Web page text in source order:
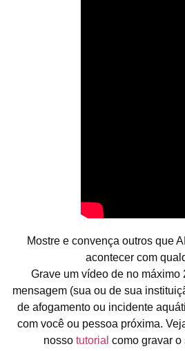
Mostre e convença outros que
acontecer com
Grave um vídeo de no máximo
mensagem (sua ou de sua
de afogamento ou incidente
com você ou pessoa próxima.
nosso tutorial como gravar o